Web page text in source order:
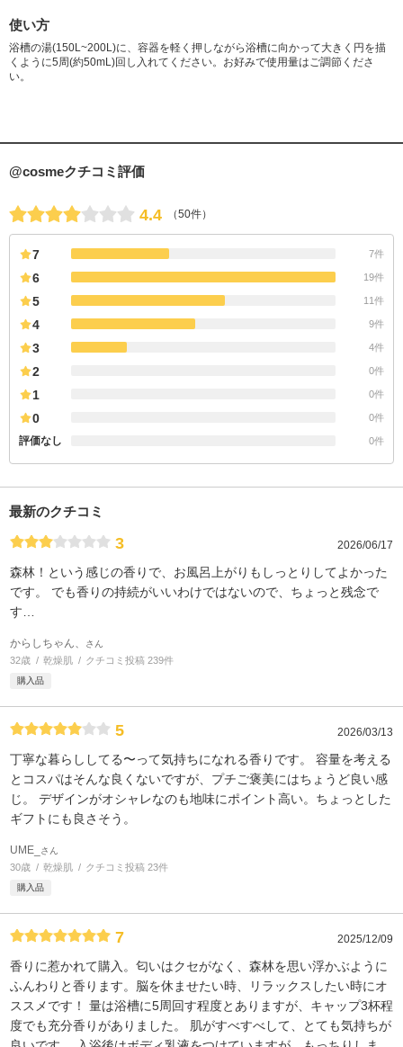
使い方
浴槽の湯(150L~200L)に、容器を軽く押しながら浴槽に向かって大きく円を描
くように5周(約50mL)回し入れてください。お好みで使用量はご調節くださ
い。
@cosmeクチコミ評価
4.4 （50件）
7 7件
6 19件
5 11件
4 9件
3 4件
2 0件
1 0件
0 0件
評価なし 0件
最新のクチコミ
3 2026/06/17
森林！という感じの香りで、お風呂上がりもしっとりしてよかった
です。 でも香りの持続がいいわけではないので、ちょっと残念で
す…
からしちゃん、 さん
32歳 乾燥肌 クチコミ投稿 239件
購入品
5 2026/03/13
丁寧な暮らししてる〜って気持ちになれる香りです。 容量を考える
とコスパはそんな良くないですが、プチご褒美にはちょうど良い感
じ。 デザインがオシャレなのも地味にポイント高い。ちょっとした
ギフトにも良さそう。
UME_ さん
30歳 乾燥肌 クチコミ投稿 23件
購入品
7 2025/12/09
香りに惹かれて購入。匂いはクセがなく、森林を思い浮かぶように
ふんわりと香ります。脳を休ませたい時、リラックスしたい時にオ
ススメです！ 量は浴槽に5周回す程度とありますが、キャップ3杯程
度でも充分香りがありました。 肌がすべすべして、とても気持ちが